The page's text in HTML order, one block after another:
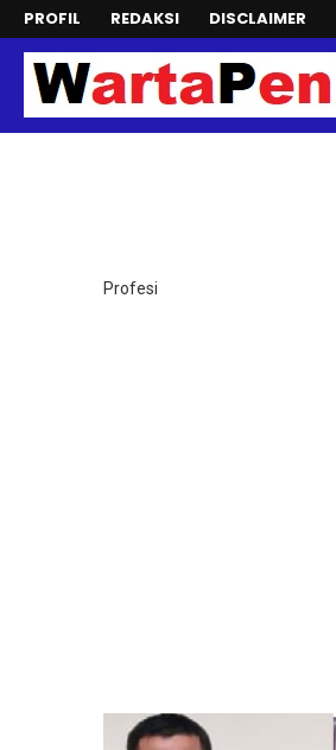
PROFIL REDAKSI DISCLAIMER
Profesi